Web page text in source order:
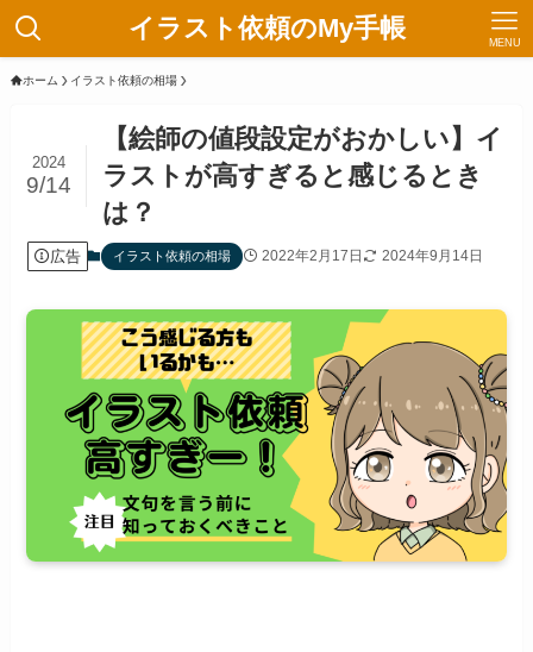
イラスト依頼のMy手帳 MENU
ホーム イラスト依頼の相場
【絵師の値段設定がおかしい】イ
ラストが高すぎると感じるとき
は？
2024
9/14
広告 イラスト依頼の相場 2022年2月17日 2024年9月14日